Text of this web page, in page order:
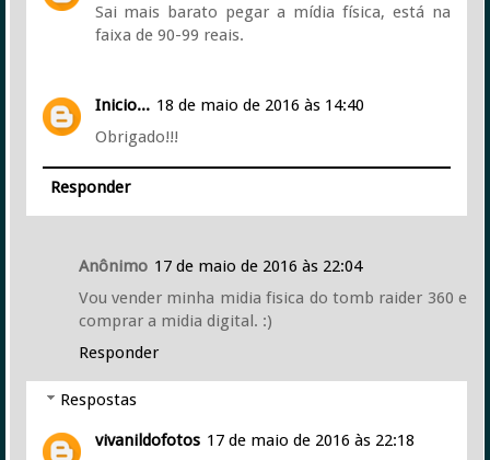
Sai mais barato pegar a mídia física, está na
faixa de 90-99 reais.
Inicio... 18 de maio de 2016 às 14:40
Obrigado!!!
Responder
Anônimo 17 de maio de 2016 às 22:04
Vou vender minha midia fisica do tomb raider 360 e
comprar a midia digital. :)
Responder
Respostas
vivanildofotos 17 de maio de 2016 às 22:18